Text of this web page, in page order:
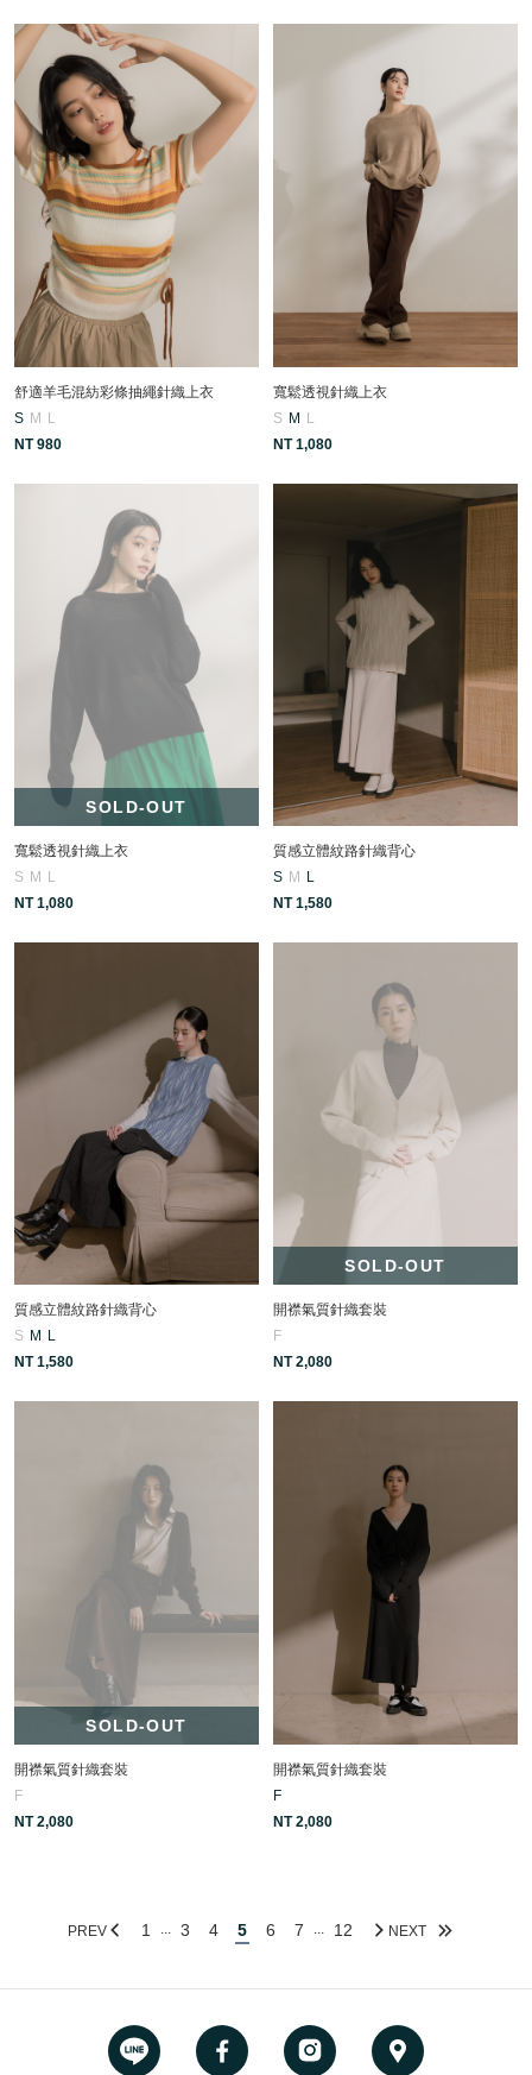
舒適羊毛混紡彩條抽繩針織上衣
S M L
NT 980
寬鬆透視針織上衣
S M L
NT 1,080
SOLD-OUT
寬鬆透視針織上衣
S M
L
NT 1,080
質感立體紋路針織背心
S M
L
NT 1,580
質感立體紋路針織背心
S M
L
NT 1,580
SOLD-OUT
開襟氣質針織套裝
F
NT 2,080
SOLD-OUT
開襟氣質針織套裝
F
NT 2,080
開襟氣質針織套裝
F
NT 2,080
PREV 1 ... 3 4 5 6 7 ... 12 NEXT